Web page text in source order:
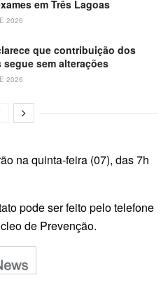
em Três Lagoas
2026
que contribuição dos
sem alterações
2026
na quinta-feira (07), das 7h
pode ser feito pelo telefone
de Prevenção.